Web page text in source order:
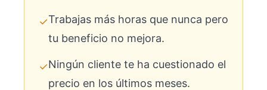
✓Trabajas más horas que nunca pero
tu beneficio no mejora.
✓Ningún cliente te ha cuestionado el
precio en los últimos meses.